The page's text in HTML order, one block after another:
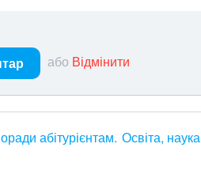
або Відмінити
абітурієнтам Освіта, наука